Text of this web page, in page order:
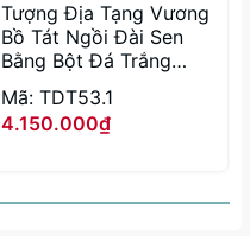
Tượng Địa Tạng Vương
Bồ Tát Ngồi Đài Sen
Bằng Bột Đá Trắng
Viền Vàng Cao 30 – 65
cm
Mã: TDT53.1
4.150.000₫